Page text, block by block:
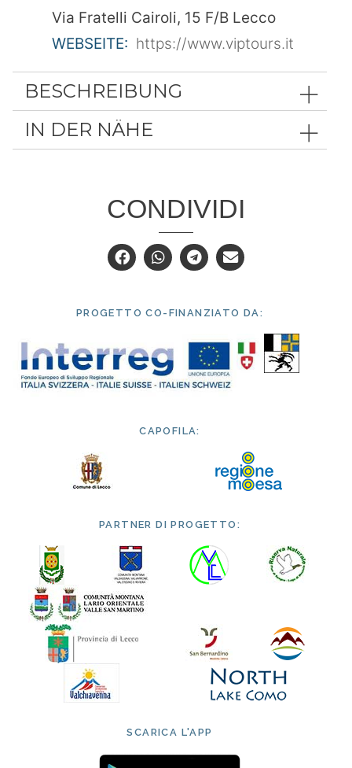
Via Fratelli Cairoli, 15 F/B Lecco
WEBSEITE: https://www.viptours.it
BESCHREIBUNG
IN DER NÄHE
CONDIVIDI
PROGETTO CO-FINANZIATO DA:
CAPOFILA:
PARTNER DI PROGETTO:
SCARICA L'APP